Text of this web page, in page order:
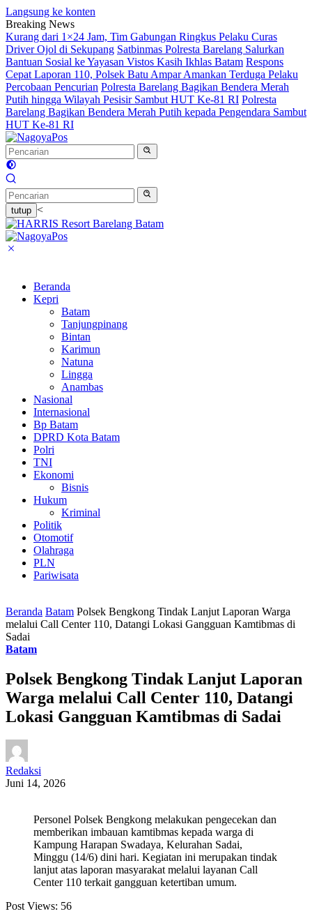
Langsung ke konten
Breaking News
Kurang dari 1×24 Jam, Tim Gabungan Ringkus Pelaku Curas
Driver Ojol di Sekupang Satbinmas Polresta Barelang Salurkan
Bantuan Sosial ke Yayasan Vistos Kasih Ikhlas Batam Respons
Cepat Laporan 110, Polsek Batu Ampar Amankan Terduga Pelaku
Percobaan Pencurian Polresta Barelang Bagikan Bendera Merah
Putih hingga Wilayah Pesisir Sambut HUT Ke-81 RI Polresta
Barelang Bagikan Bendera Merah Putih kepada Pengendara Sambut
HUT Ke-81 RI
tutup <
Beranda
Kepri
Batam
Tanjungpinang
Bintan
Karimun
Natuna
Lingga
Anambas
Nasional
Internasional
Bp Batam
DPRD Kota Batam
Polri
TNI
Ekonomi
Bisnis
Hukum
Kriminal
Politik
Otomotif
Olahraga
PLN
Pariwisata
Beranda Batam Polsek Bengkong Tindak Lanjut Laporan Warga
melalui Call Center 110, Datangi Lokasi Gangguan Kamtibmas di
Sadai
Batam
Polsek Bengkong Tindak Lanjut Laporan
Warga melalui Call Center 110, Datangi
Lokasi Gangguan Kamtibmas di Sadai
Redaksi
Juni 14, 2026
Personel Polsek Bengkong melakukan pengecekan dan
memberikan imbauan kamtibmas kepada warga di
Kampung Harapan Swadaya, Kelurahan Sadai,
Minggu (14/6) dini hari. Kegiatan ini merupakan tindak
lanjut atas laporan masyarakat melalui layanan Call
Center 110 terkait gangguan ketertiban umum.
Post Views: 56